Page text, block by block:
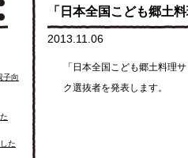
「日本全国こども郷土
2013.11.06
「日本全国こども郷土料理
ク選抜者を発表します。
子向
た